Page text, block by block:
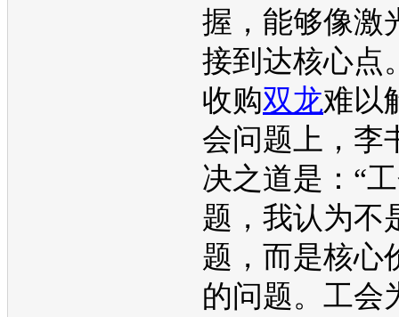
握，能够像激
接到达核心点
收购双龙难以
会问题上，李
决之道是：“
题，我认为不
题，而是核心
的问题。工会